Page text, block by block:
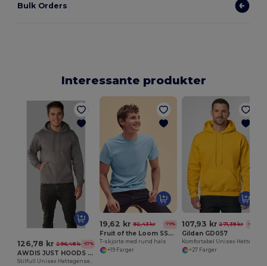
Bulk Orders
Interessante produkter
126,78 kr 296,48 kr -57%
AWDIS JUST HOODS JH001
19,62 kr 92,43 kr -79%
Fruit of the Loom SS048
T-skjorte med rund hals
+19 Farger
107,93 kr 271,39 kr -60%
Gildan GD057
+27 Farger